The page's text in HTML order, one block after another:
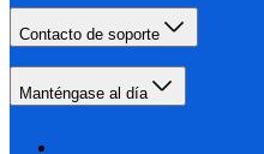
Contacto de soporte
Manténgase al día